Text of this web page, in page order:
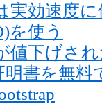
実効速度
を使う
値下げさ
書を無料